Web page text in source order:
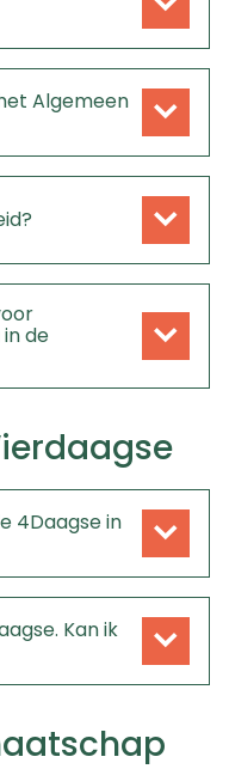
Algemeen
de
4Daagse in
Kan ik